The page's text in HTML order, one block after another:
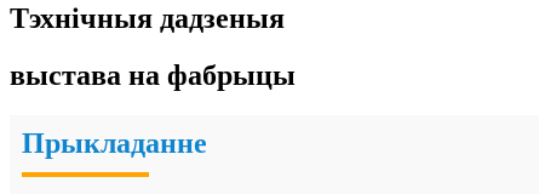
Тэхнічныя дадзеныя
выстава на фабрыцы
Прыкладанне